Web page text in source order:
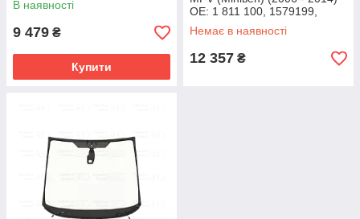
В наявності
9 479 ₴
Купити
OE: 1 811 100, 1579199,
1691963, 1811100,
6M21R03100BK
Немає в наявності
12 357 ₴